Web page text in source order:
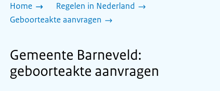
Home
Regelen in Nederland
Geboorteakte aanvragen
Gemeente Barneveld:
geboorteakte aanvragen